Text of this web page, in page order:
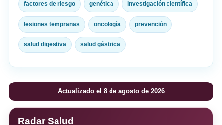
factores de riesgo genética investigación científica
lesiones tempranas oncología prevención
salud digestiva salud gástrica
Actualizado el 8 de agosto de 2026
Radar Salud